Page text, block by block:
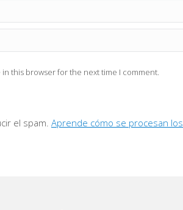
this browser for the next time I comment.
el spam.